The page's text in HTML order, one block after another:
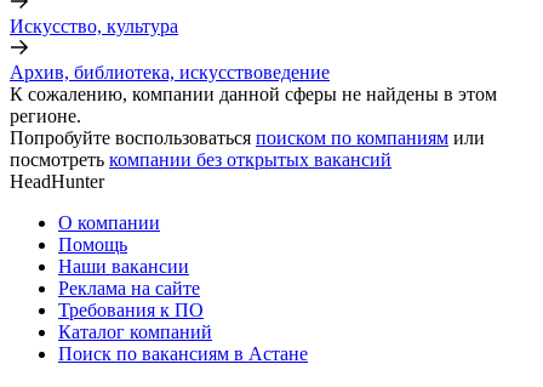
Искусство, культура
Архив, библиотека, искусствоведение
К сожалению, компании данной сферы не найдены в этом
регионе.
Попробуйте воспользоваться поиском по компаниям или
посмотреть компании без открытых вакансий
HeadHunter
О компании
Помощь
Наши вакансии
Реклама на сайте
Требования к ПО
Каталог компаний
Поиск по вакансиям в Астане